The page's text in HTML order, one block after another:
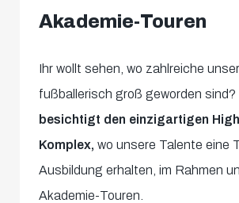
Akademie-Touren
Ihr wollt sehen, wo zahlreiche
fußballerisch groß geworden sind?
besichtigt den einzigartigen
Komplex,wo unsere Talente eine
Ausbildung erhalten, im Rahmen
Akademie-Touren.